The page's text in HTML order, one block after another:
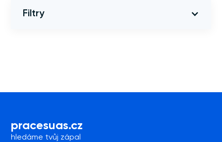
Filtry
pracesuas.cz
hledáme tvůj zápal